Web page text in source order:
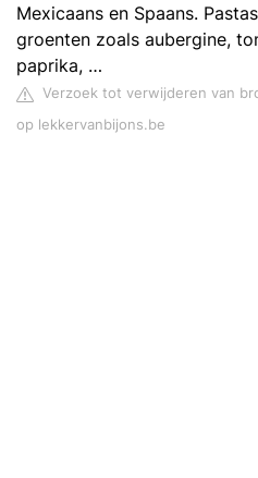
Mexicaans en Spaans.
groenten zoals aubergine,
paprika, …
Verzoek tot verwijderen van
op lekkervanbijons.be